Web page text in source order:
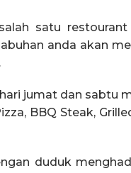
satu
anda akan
jumat dan sabtu
BBQ Steak,
duduk